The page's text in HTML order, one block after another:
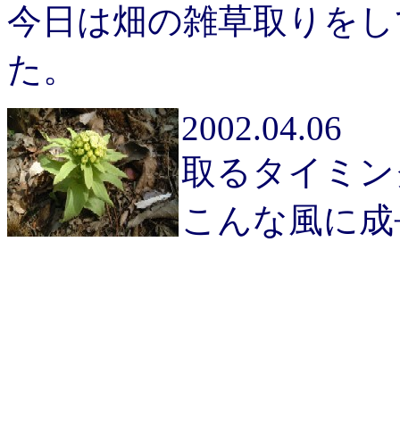
今日は畑の雑草取りを
た。
2002.04.06
取るタイミ
こんな風に